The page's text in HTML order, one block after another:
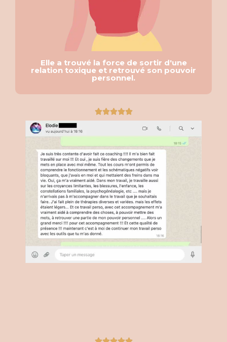
Elle a trouvé la force de sortir d'une
relation toxique et retrouvé son pouvoir
personnel.
Noté
sur
5
Noté